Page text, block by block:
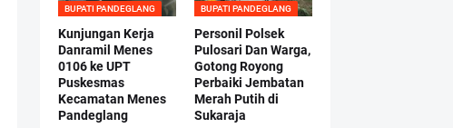
BUPATI PANDEGLANG
Kunjungan Kerja
Danramil Menes
0106 ke UPT
Puskesmas
Kecamatan Menes
Pandeglang
BUPATI PANDEGLANG
Personil Polsek
Pulosari Dan Warga,
Gotong Royong
Perbaiki Jembatan
Merah Putih di
Sukaraja